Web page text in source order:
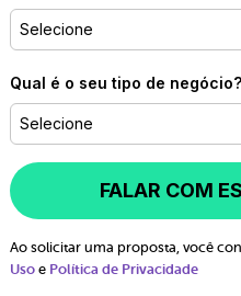
Selecione
Qual é o seu tipo de
Selecione
FALAR COM
Ao solicitar uma proposta, você
Uso e Política de Privacidade